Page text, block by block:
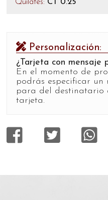
Quilates: CT 0.25
Personalización:
¿Tarjeta con mensaje
En el momento de
podrás especificar un
para del destinatario
tarjeta.